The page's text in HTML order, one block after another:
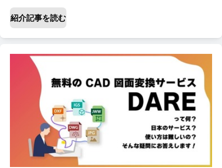
紹介記事を読む